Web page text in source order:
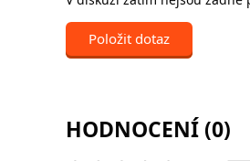
Položit dotaz
HODNOCENÍ (0)